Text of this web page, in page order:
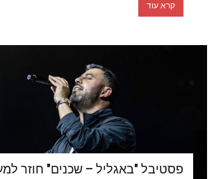
קרא עוד
פסטיבל "באגליל – שכנים" חוזר